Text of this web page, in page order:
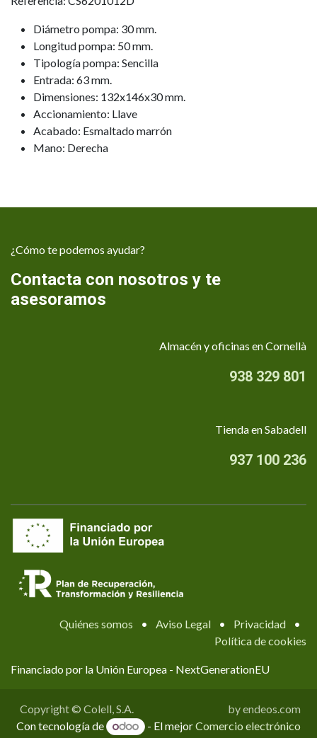
Diámetro pompa: 30 mm.
Longitud pompa: 50 mm.
Tipología pompa: Sencilla
Entrada: 63 mm.
Dimensiones: 132x146x30 mm.
Accionamiento: Llave
Acabado: Esmaltado marrón
Mano: Derecha
¿Cómo te podemos ayudar?
Contacta con nosotros y te
asesoramos
Almacén y oficinas en Cornellà
938 329 801
Tienda en Sabadell
937 100 236
Quiénes somos • Aviso Legal • Privacidad
•
Política de cookies
Financiado por la Unión Europea - NextGenerationEU
Copyright © Colell, S.A.
by endeos.com
Con tecnología de
- El mejorComercio electrónico